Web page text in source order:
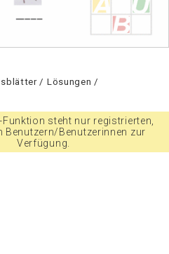
/ Lösungen /
Funktion steht nur registrierten,
Benutzern/Benutzerinnen zur
Verfügung.